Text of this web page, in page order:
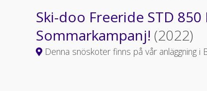
Ski-doo Freeride STD 850
Sommarkampanj! (2022)
Denna snöskoter finns på vår anläggning i